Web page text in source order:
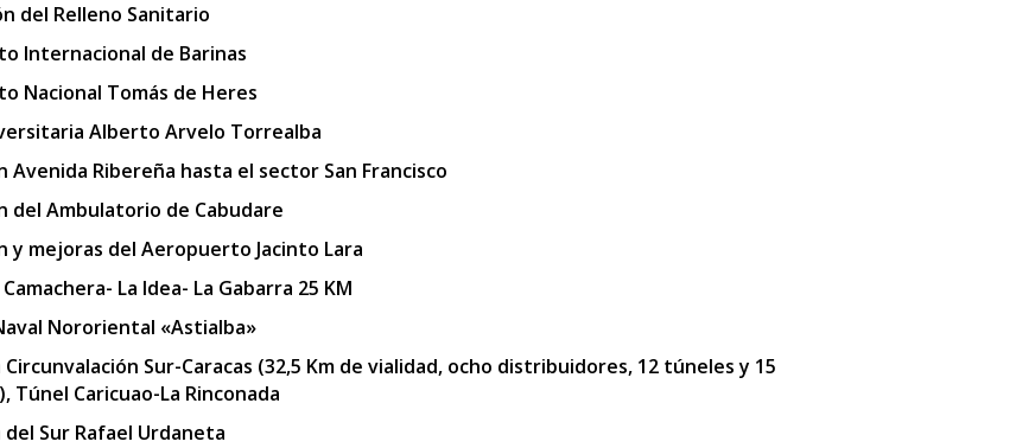
del Relleno Sanitario
Internacional de Barinas
Nacional Tomás de Heres
Alberto Arvelo Torrealba
Avenida Ribereña hasta el sector San Francisco
del Ambulatorio de Cabudare
y mejoras del Aeropuerto Jacinto Lara
La Idea- La Gabarra 25 KM
Nororiental «Astialba»
Sur-Caracas (32,5 Km de vialidad, ocho distribuidores, 12 túneles y 15
Túnel Caricuao-La Rinconada
Sur Rafael Urdaneta